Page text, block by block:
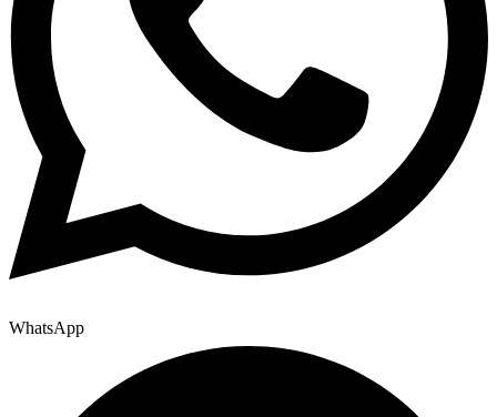
WhatsApp